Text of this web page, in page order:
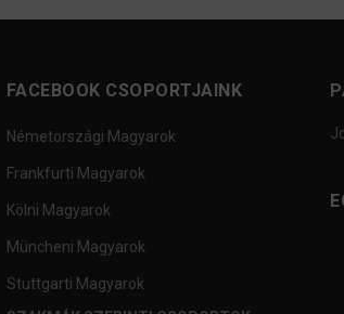
FACEBOOK CSOPORTJAINK
Németországi Magyarok
Frankfurti Magyarok
Kölni Magyarok
Müncheni Magyarok
Stuttgarti Magyarok